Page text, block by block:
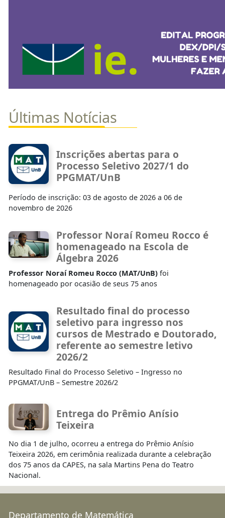
Últimas Notícias
Inscrições abertas para o
Processo Seletivo 2027/1 do
PPGMAT/UnB
Período de inscrição: 03 de agosto de 2026 a 06 de
novembro de 2026
Professor Noraí Romeu Rocco é
homenageado na Escola de
Álgebra 2026
Professor Noraí Romeu Rocco (MAT/UnB) foi
homenageado por ocasião de seus 75 anos
Resultado final do processo
seletivo para ingresso nos
cursos de Mestrado e Doutorado,
referente ao semestre letivo
2026/2
Resultado Final do Processo Seletivo – Ingresso no
PPGMAT/UnB – Semestre 2026/2
Entrega do Prêmio Anísio
Teixeira
No dia 1 de julho, ocorreu a entrega do Prêmio Anísio
Teixeira 2026, em cerimônia realizada durante a celebração
dos 75 anos da CAPES, na sala Martins Pena do Teatro
Nacional.
Departamento de Matemática